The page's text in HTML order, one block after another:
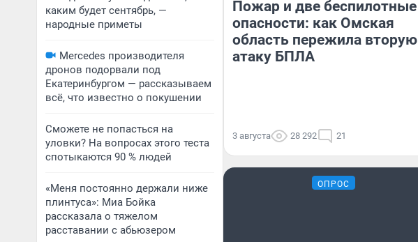
каким будет сентябрь, —
народные приметы
Mercedes производителя
дронов подорвали под
Екатеринбургом — рассказываем
всё, что известно о покушении
Сможете не попасться на
уловки? На вопросах этого теста
спотыкаются 90 % людей
«Меня постоянно держали ниже
плинтуса»: Миа Бойка
рассказала о тяжелом
расставании с абьюзером
Пожар и две беспилотные
опасности: как Омская
область пережила вторую
атаку БПЛА
3 августа 28 292 21
ОПРОС